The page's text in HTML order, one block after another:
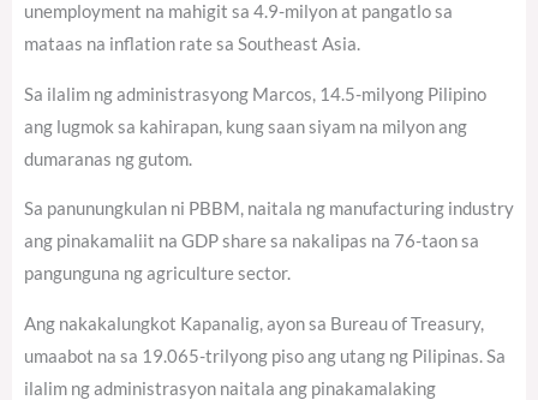
unemployment na mahigit sa 4.9-milyon at pangatlo sa
mataas na inflation rate sa Southeast Asia.
Sa ilalim ng administrasyong Marcos, 14.5-milyong Pilipino
ang lugmok sa kahirapan, kung saan siyam na milyon ang
dumaranas ng gutom.
Sa panunungkulan ni PBBM, naitala ng manufacturing industry
ang pinakamaliit na GDP share sa nakalipas na 76-taon sa
pangunguna ng agriculture sector.
Ang nakakalungkot Kapanalig, ayon sa Bureau of Treasury,
umaabot na sa 19.065-trilyong piso ang utang ng Pilipinas. Sa
ilalim ng administrasyon naitala ang pinakamalaking